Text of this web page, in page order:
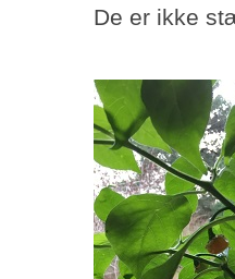
De er ikke